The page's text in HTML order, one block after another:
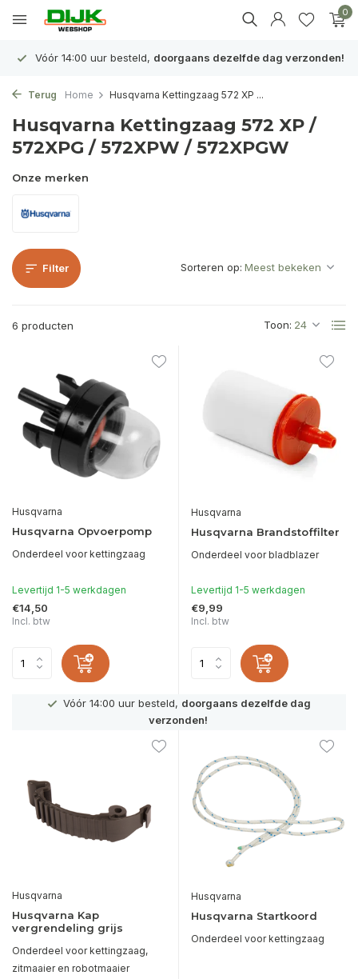
0
Vóór 14:00 uur besteld, doorgaans dezelfde dag verzonden!
Terug Home Husqvarna Kettingzaag 572 XP ...
Husqvarna Kettingzaag 572 XP /
572XPG / 572XPW / 572XPGW
Onze merken
Filter
6 producten Toon:
Sorteren op:
Husqvarna
Husqvarna Opvoerpomp
Onderdeel voor kettingzaag
Levertijd 1-5 werkdagen
€14,50
Incl. btw
Husqvarna
Husqvarna Brandstoffilter
Onderdeel voor bladblazer
Levertijd 1-5 werkdagen
€9,99
Incl. btw
Vóór 14:00 uur besteld,doorgaans dezelfde dag
verzonden!
Husqvarna
Husqvarna Kap
vergrendeling grijs
Onderdeel voor kettingzaag,
zitmaaier en robotmaaier
Husqvarna
Husqvarna Startkoord
Onderdeel voor kettingzaag